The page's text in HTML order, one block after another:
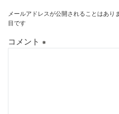
メールアドレスが公開されることはあり
目です
コメント ※